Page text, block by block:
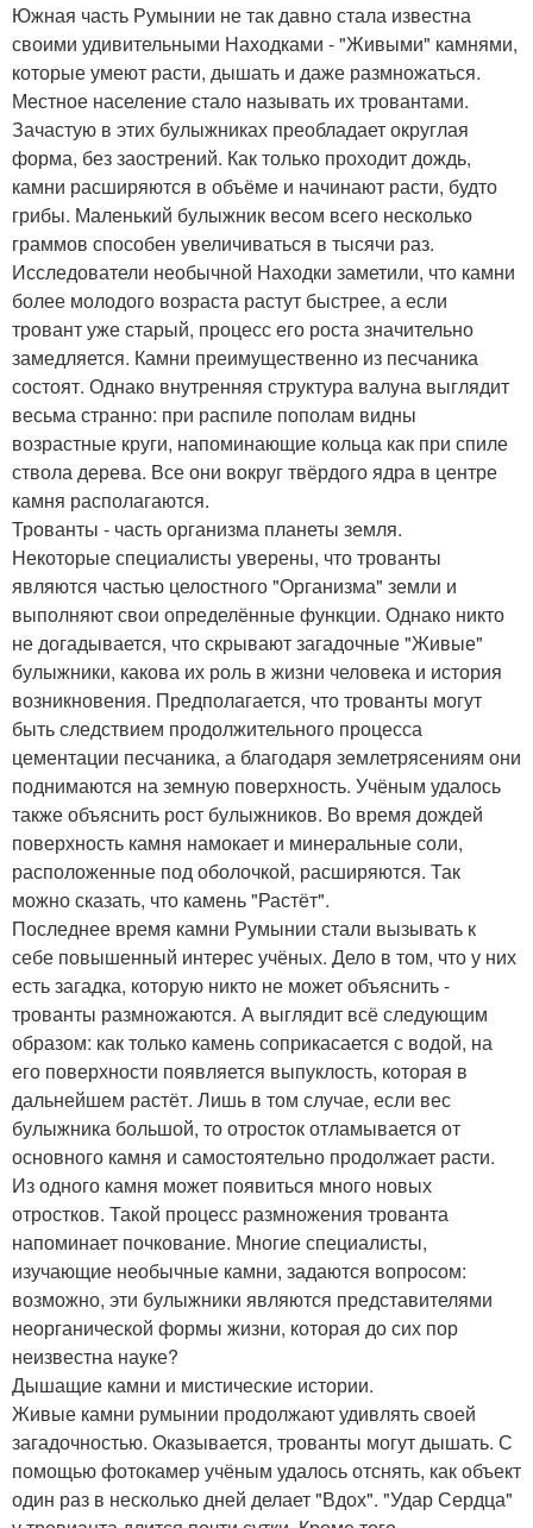
Южная часть Румынии не так давно стала известна
своими удивительными Находками - "Живыми" камнями,
которые умеют расти, дышать и даже размножаться.
Местное население стало называть их тровантами.
Зачастую в этих булыжниках преобладает округлая
форма, без заострений. Как только проходит дождь,
камни расширяются в объёме и начинают расти, будто
грибы. Маленький булыжник весом всего несколько
граммов способен увеличиваться в тысячи раз.
Исследователи необычной Находки заметили, что камни
более молодого возраста растут быстрее, а если
тровант уже старый, процесс его роста значительно
замедляется. Камни преимущественно из песчаника
состоят. Однако внутренняя структура валуна выглядит
весьма странно: при распиле пополам видны
возрастные круги, напоминающие кольца как при спиле
ствола дерева. Все они вокруг твёрдого ядра в центре
камня располагаются.
Трованты - часть организма планеты земля.
Некоторые специалисты уверены, что трованты
являются частью целостного "Организма" земли и
выполняют свои определённые функции. Однако никто
не догадывается, что скрывают загадочные "Живые"
булыжники, какова их роль в жизни человека и история
возникновения. Предполагается, что трованты могут
быть следствием продолжительного процесса
цементации песчаника, а благодаря землетрясениям они
поднимаются на земную поверхность. Учёным удалось
также объяснить рост булыжников. Во время дождей
поверхность камня намокает и минеральные соли,
расположенные под оболочкой, расширяются. Так
можно сказать, что камень "Растёт".
Последнее время камни Румынии стали вызывать к
себе повышенный интерес учёных. Дело в том, что у них
есть загадка, которую никто не может объяснить -
трованты размножаются. А выглядит всё следующим
образом: как только камень соприкасается с водой, на
его поверхности появляется выпуклость, которая в
дальнейшем растёт. Лишь в том случае, если вес
булыжника большой, то отросток отламывается от
основного камня и самостоятельно продолжает расти.
Из одного камня может появиться много новых
отростков. Такой процесс размножения трованта
напоминает почкование. Многие специалисты,
изучающие необычные камни, задаются вопросом:
возможно, эти булыжники являются представителями
неорганической формы жизни, которая до сих пор
неизвестна науке?
Дышащие камни и мистические истории.
Живые камни румынии продолжают удивлять своей
загадочностью. Оказывается, трованты могут дышать. С
помощью фотокамер учёным удалось отснять, как объект
один раз в несколько дней делает "Вдох". "Удар Сердца"